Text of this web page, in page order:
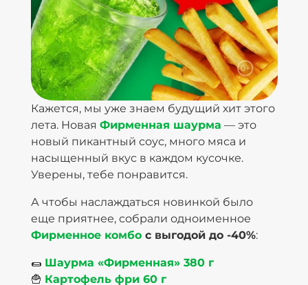
Кажется, мы уже знаем будущий хит этого
лета. Новая Фирменная шаурма — это
новый пикантный соус, много мяса и
насыщенный вкус в каждом кусочке.
Уверены, тебе понравится.
А чтобы наслаждаться новинкой было
еще приятнее, собрали одноименное
Фирменное комбос выгодой до -40%:
🌯 Шаурма «Фирменная» 380 г
🍟 Картофель фри 60 г